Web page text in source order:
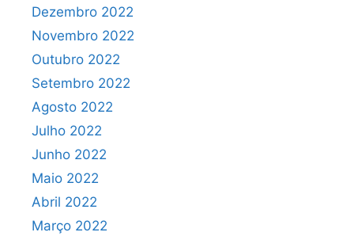
Dezembro 2022
Novembro 2022
Outubro 2022
Setembro 2022
Agosto 2022
Julho 2022
Junho 2022
Maio 2022
Abril 2022
Março 2022